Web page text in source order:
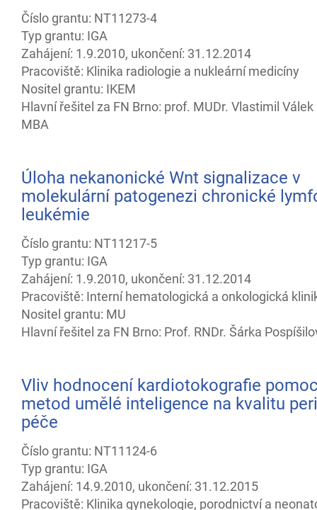
Číslo grantu: NT11273-4
Typ grantu: IGA
Zahájení: 1.9.2010, ukončení: 31.12.2014
Pracoviště: Klinika radiologie a nukleární medicíny
Nositel grantu: IKEM
Hlavní řešitel za FN Brno: prof. MUDr. Vlastimil Válek
MBA
Úloha nekanonické Wnt signalizace v
molekulární patogenezi chronické
leukémie
Číslo grantu: NT11217-5
Typ grantu: IGA
Zahájení: 1.9.2010, ukončení: 31.12.2014
Pracoviště: Interní hematologická a onkologická
Nositel grantu: MU
Hlavní řešitel za FN Brno: Prof. RNDr. Šárka
Vliv hodnocení kardiotokografie
metod umělé inteligence na kvalitu
péče
Číslo grantu: NT11124-6
Typ grantu: IGA
Zahájení: 14.9.2010, ukončení: 31.12.2015
Pracoviště: Klinika gynekologie, porodnictví a